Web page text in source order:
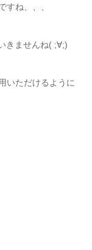
すね、、、
きませんね( ;∀;)
いただけるように